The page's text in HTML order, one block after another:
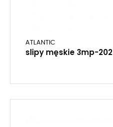
ATLANTIC
slipy męskie 3mp-202